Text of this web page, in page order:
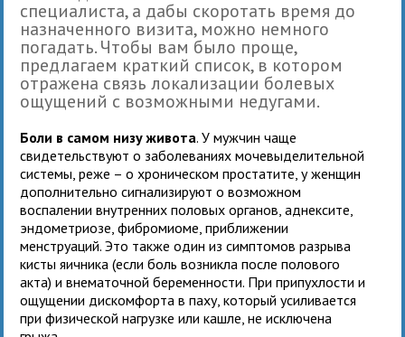
специалиста, а дабы скоротать время до
назначенного визита, можно немного
погадать. Чтобы вам было проще,
предлагаем краткий список, в котором
отражена связь локализации болевых
ощущений с возможными недугами.
Боли в самом низу живота. У мужчин чаще
свидетельствуют о заболеваниях мочевыделительной
системы, реже – о хроническом простатите, у женщин
дополнительно сигнализируют о возможном
воспалении внутренних половых органов, аднексите,
эндометриозе, фибромиоме, приближении
менструаций. Это также один из симптомов разрыва
кисты яичника (если боль возникла после полового
акта) и внематочной беременности. При припухлости и
ощущении дискомфорта в паху, который усиливается
при физической нагрузке или кашле, не исключена